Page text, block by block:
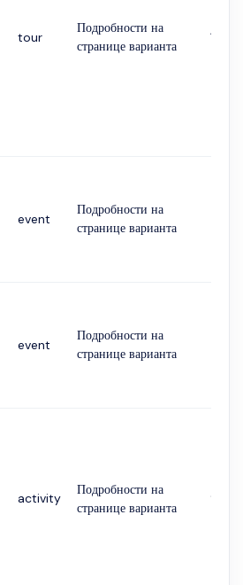
tour
Подробности на
странице варианта
1 час
event
Подробности на
странице варианта
event
Подробности на
странице варианта
activity
Подробности на
странице варианта
9